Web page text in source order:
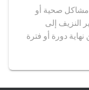
مشاكل صحية أو
النزيف إلى
دورة أو فترة